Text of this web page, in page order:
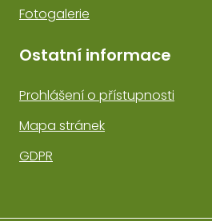
Fotogalerie
Ostatní informace
Prohlášení o přístupnosti
Mapa stránek
GDPR